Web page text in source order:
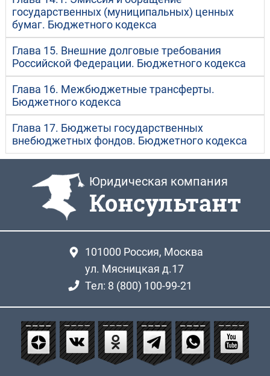
государственных (муниципальных) ценных
бумаг. Бюджетного кодекса
Глава 15. Внешние долговые требования
Российской Федерации. Бюджетного кодекса
Глава 16. Межбюджетные трансферты.
Бюджетного кодекса
Глава 17. Бюджеты государственных
внебюджетных фондов. Бюджетного кодекса
Юридическая компания
Консультант
101000 Россия, Москва
ул. Мясницкая д.17
Тел: 8 (800) 100-99-21